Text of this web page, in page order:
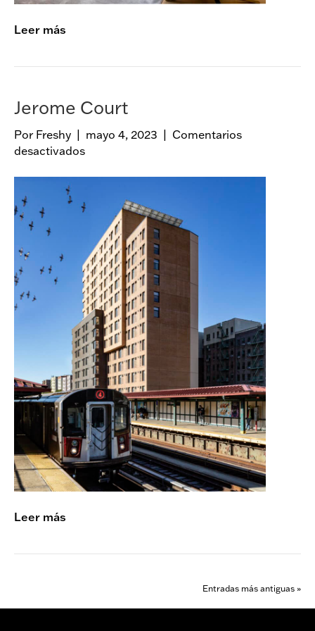
h
Leer más
Jerome Court
Por Freshy | mayo 4, 2023 | Comentarios
desactivados
m
e
C
o
u
r
t
Leer más
Entradas más antiguas »